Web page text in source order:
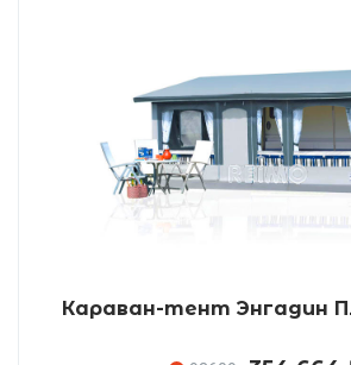
Караван-тент Энгадин